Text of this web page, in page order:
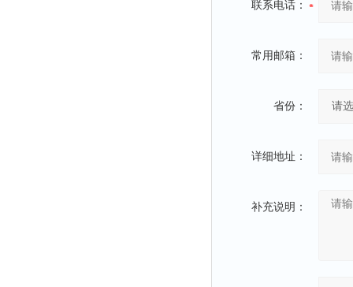
联系电话：
常用邮箱：
省份：
详细地址：
补充说明：